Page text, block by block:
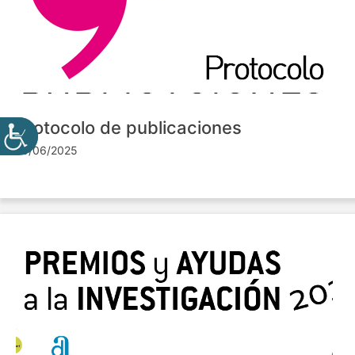
Protocolo de publicaciones
10/06/2025